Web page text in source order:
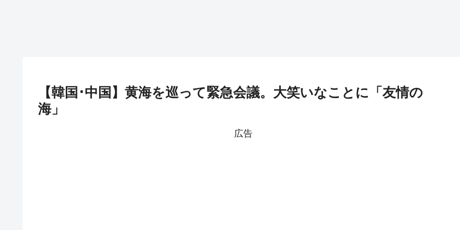
【韓国･中国】黄海を巡って緊急会議。大笑いなことに「友情の
海」
広告